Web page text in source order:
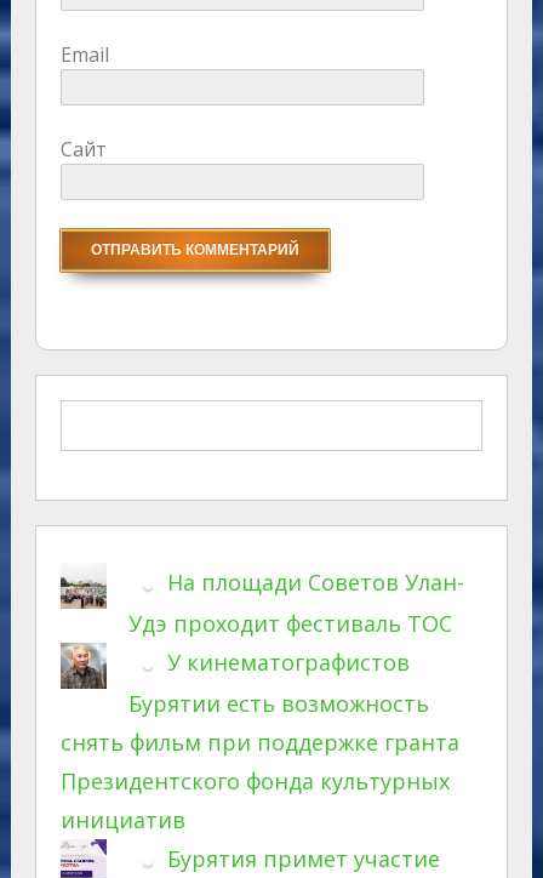
Email
Сайт
На площади Советов Улан-
Удэ проходит фестиваль ТОС
У кинематографистов
Бурятии есть возможность
снять фильм при поддержке гранта
Президентского фонда культурных
инициатив
Бурятия примет участие